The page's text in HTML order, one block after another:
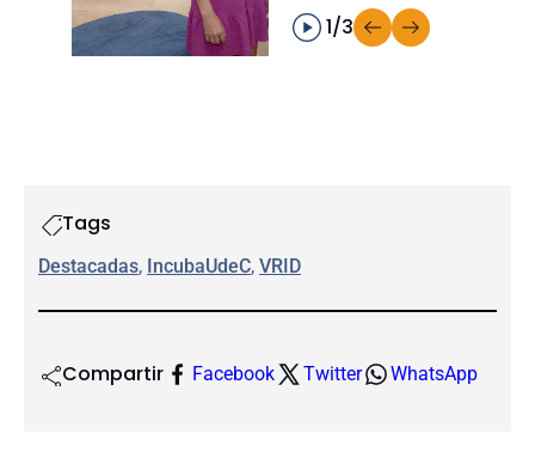
1/3
Tags
Destacadas, IncubaUdeC, VRID
Compartir Facebook Twitter WhatsApp